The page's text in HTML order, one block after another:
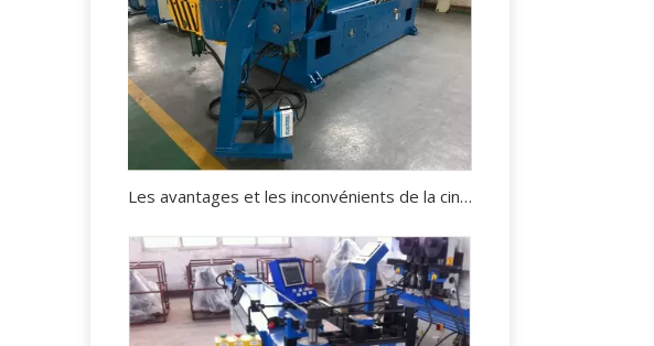
Les avantages et les inconvénients de la cintreuse de tuyaux hydraulique.